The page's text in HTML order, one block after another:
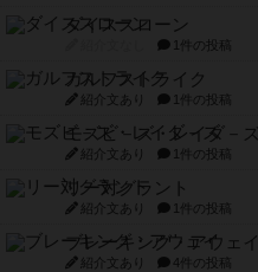
ダイススローン
1件の投稿
ガルフストライク
紹介文あり 1件の投稿
モズビ－ズ・レイダ－ズ
紹介文あり 1件の投稿
リー対グラント
紹介文あり 1件の投稿
ブレーキング・アウェイ
紹介文あり 4件の投稿